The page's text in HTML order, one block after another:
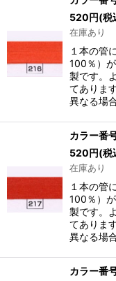
520円(税
在庫あり
１本の管
100％）
製です。
てありま
異なる場
カラー番
520円(税
在庫あり
１本の管
100％）
製です。
てありま
異なる場
カラー番